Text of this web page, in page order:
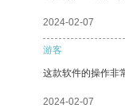
2024-02-07
游客
这款软件的操作非
2024-02-07